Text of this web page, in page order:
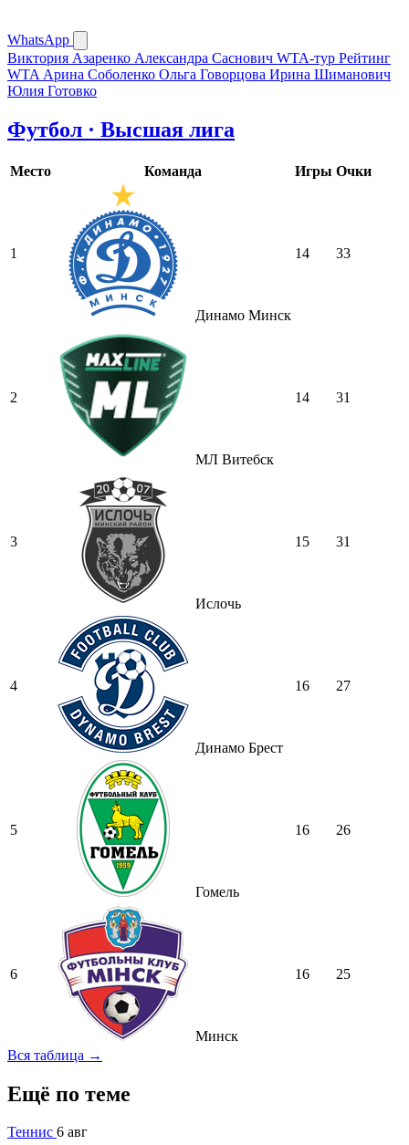
WhatsApp
Виктория Азаренко Александра Саснович WTA-тур Рейтинг
WTA Арина Соболенко Ольга Говорцова Ирина Шиманович
Юлия Готовко
Футбол · Высшая лига
Место Команда Игры Очки
1
Динамо Минск
14 33
2
МЛ Витебск
14 31
3
Ислочь
15 31
4
Динамо Брест
16 27
5
Гомель
16 26
6
Минск
16 25
Вся таблица →
Ещё по теме
Теннис 6 авг